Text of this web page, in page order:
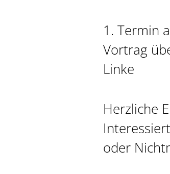
1. Termin
Vortrag
Linke
Herzliche
oder